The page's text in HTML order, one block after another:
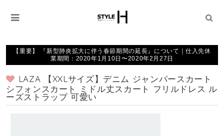
【重要】 『新型肺炎拡大に伴う春節期間の延長』について｜仕入先休
業期間：2020年1月10日〜2020年2月27日
LAZA 【XXLサイズ】デニム ジャンパースカート
シフォンスカート ミドル丈スカート フリルドレス ル
ーズストラップ 可愛い